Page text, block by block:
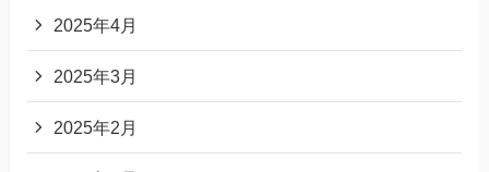
2025年4月
2025年3月
2025年2月